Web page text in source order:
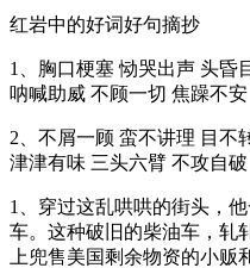
红岩中的好词好句摘抄
1、胸口梗塞 恸哭出声 头昏
呐喊助威 不顾一切 焦躁不安
2、不屑一顾 蛮不讲理 目不
津津有味 三头六臂 不攻自破
1、穿过这乱哄哄的街头，
车。这种破旧的柴油车，轧
上兜售美国剩余物资的小贩